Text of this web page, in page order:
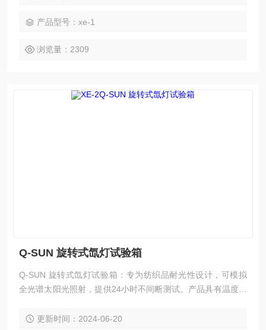
产品型号：xe-1
浏览量：2309
Q-SUN 旋转式氙灯试验箱
Q-SUN 旋转式氙灯试验箱：专为纺织品耐光性设计，可模拟
全光谱太阳光照射，提供24小时不间断测试。产品具有温度、
修费用。更新时间：2024-06-20